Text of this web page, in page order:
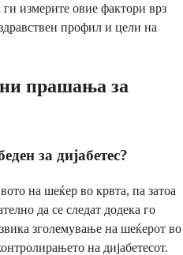
измерите овие фактори врз
профил и цели на
прашања за
за дијабетес?
на шеќер во крвта, па затоа
да се следат додека го
зголемување на шеќерот во
на дијабетесот.